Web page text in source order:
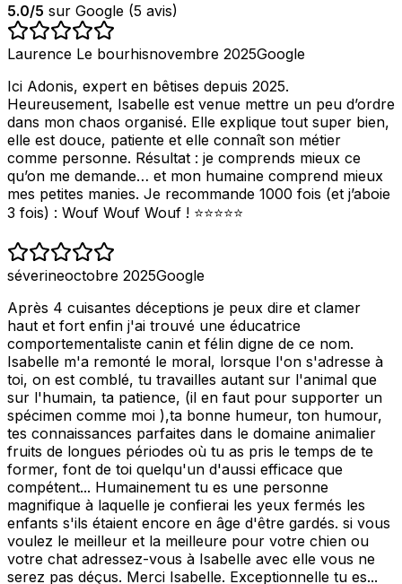
5.0/5 sur Google (5 avis)
Laurence Le bourhisnovembre 2025Google
Ici Adonis, expert en bêtises depuis 2025.
Heureusement, Isabelle est venue mettre un peu d’ordre
dans mon chaos organisé. Elle explique tout super bien,
elle est douce, patiente et elle connaît son métier
comme personne. Résultat : je comprends mieux ce
qu’on me demande… et mon humaine comprend mieux
mes petites manies. Je recommande 1000 fois (et j’aboie
3 fois) : Wouf Wouf Wouf ! ⭐️⭐️⭐️⭐️⭐️
séverineoctobre 2025Google
Après 4 cuisantes déceptions je peux dire et clamer
haut et fort enfin j'ai trouvé une éducatrice
comportementaliste canin et félin digne de ce nom.
Isabelle m'a remonté le moral, lorsque l'on s'adresse à
toi, on est comblé, tu travailles autant sur l'animal que
sur l'humain, ta patience, (il en faut pour supporter un
spécimen comme moi ),ta bonne humeur, ton humour,
tes connaissances parfaites dans le domaine animalier
fruits de longues périodes où tu as pris le temps de te
former, font de toi quelqu'un d'aussi efficace que
compétent... Humainement tu es une personne
magnifique à laquelle je confierai les yeux fermés les
enfants s'ils étaient encore en âge d'être gardés. si vous
voulez le meilleur et la meilleure pour votre chien ou
votre chat adressez-vous à Isabelle avec elle vous ne
serez pas déçus. Merci Isabelle. Exceptionnelle tu es...